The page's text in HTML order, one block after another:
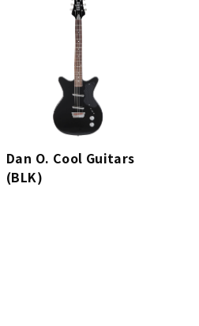
Dan O. Cool Guitars
(BLK)